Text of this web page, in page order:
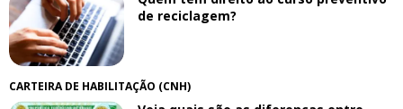
de reciclagem?
CARTEIRA DE HABILITAÇÃO (CNH)